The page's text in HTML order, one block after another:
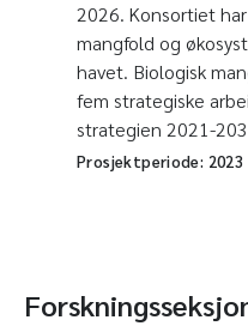
2026. Konsortiet
mangfold og
havet. Biologisk
fem strategiske
strategien 2021-
Prosjektperiode: 2023